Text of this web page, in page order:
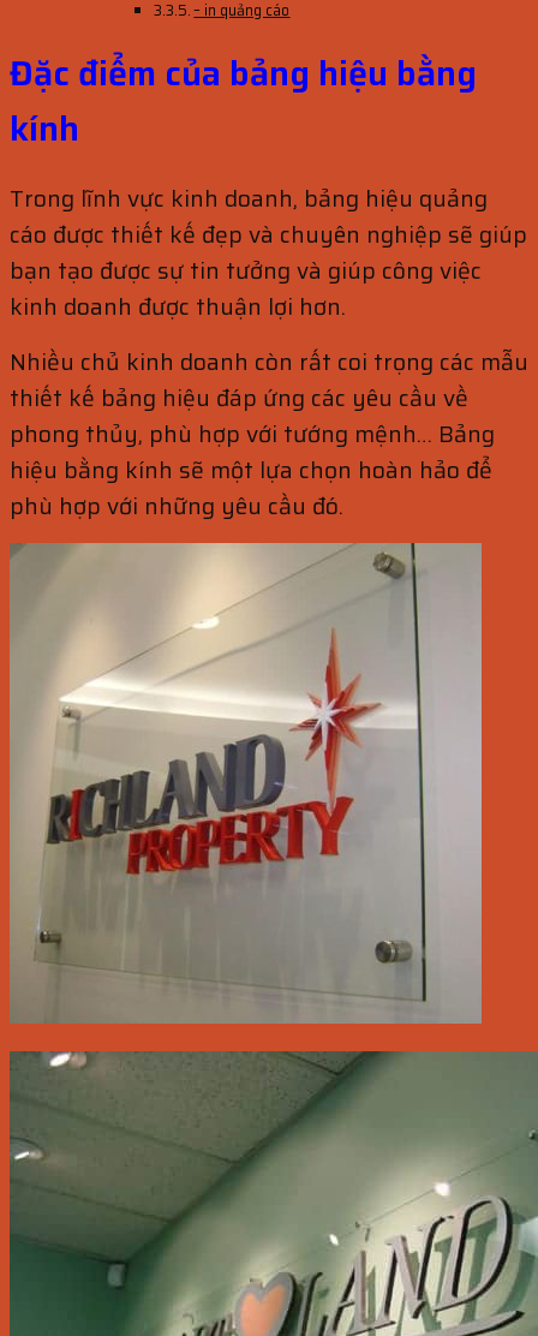
– in quảng cáo
Đặc điểm của bảng hiệu bằng
kính
Trong lĩnh vực kinh doanh, bảng hiệu quảng
cáo được thiết kế đẹp và chuyên nghiệp sẽ giúp
bạn tạo được sự tin tưởng và giúp công việc
kinh doanh được thuận lợi hơn.
Nhiều chủ kinh doanh còn rất coi trọng các mẫu
thiết kế bảng hiệu đáp ứng các yêu cầu về
phong thủy, phù hợp với tướng mệnh… Bảng
hiệu bằng kính sẽ một lựa chọn hoàn hảo để
phù hợp với những yêu cầu đó.